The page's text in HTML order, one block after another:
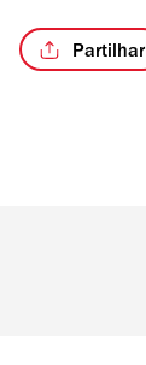
Partilhar